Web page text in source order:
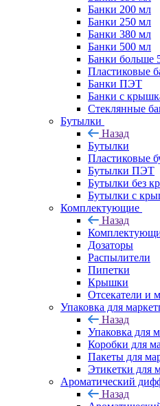
Банки 200 мл
Банки 250 мл
Банки 380 мл
Банки 500 мл
Банки больше
Пластиковые
Банки ПЭТ
Банки с
Стеклянные
Бутылки
Назад
Бутылки
Пластиковые
Бутылки ПЭТ
Бутылки без
Бутылки с
Комплектующие
Назад
Дозаторы
Распылители
Пипетки
Крышки
Отсекатели и
Упаковка для
Назад
Упаковка для
Коробки для
Пакеты для
Этикетки для
Ароматический
Назад